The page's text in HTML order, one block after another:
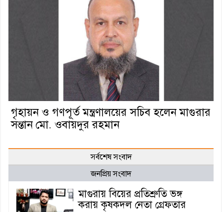
গৃহায়ন ও গণপূর্ত মন্ত্রণালয়ের সচিব হলেন মাগুরার
সন্তান মো. ওবায়দুর রহমান
সর্বশেষ সংবাদ
জনপ্রিয় সংবাদ
মাগুরায় বিয়ের প্রতিশ্রুতি ভঙ্গ
করায় কৃষকদল নেতা গ্রেফতার